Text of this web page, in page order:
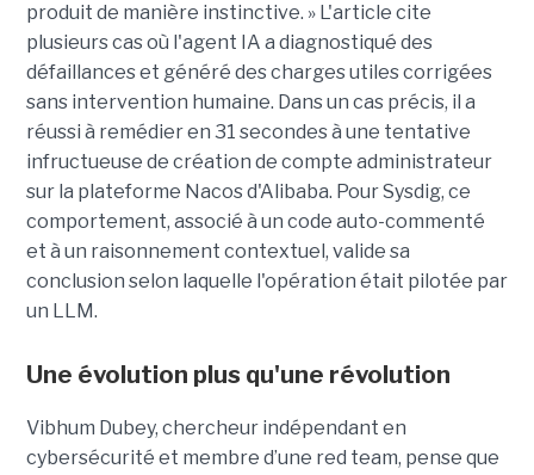
produit de manière instinctive. » L'article cite
plusieurs cas où l'agent IA a diagnostiqué des
défaillances et généré des charges utiles corrigées
sans intervention humaine. Dans un cas précis, il a
réussi à remédier en 31 secondes à une tentative
infructueuse de création de compte administrateur
sur la plateforme Nacos d'Alibaba. Pour Sysdig, ce
comportement, associé à un code auto-commenté
et à un raisonnement contextuel, valide sa
conclusion selon laquelle l'opération était pilotée par
un LLM.
Une évolution plus qu'une révolution
Vibhum Dubey, chercheur indépendant en
cybersécurité et membre d’une red team, pense que